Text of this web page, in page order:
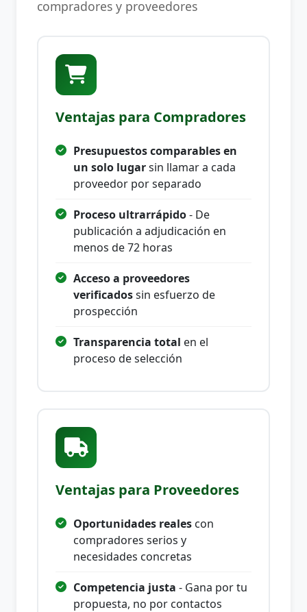
compradores y proveedores
Ventajas para Compradores
Presupuestos comparables en
un solo lugarsin llamar a cada
proveedor por separado
Proceso ultrarrápido- De
publicación a adjudicación en
menos de 72 horas
Acceso a proveedores
verificadossin esfuerzo de
prospección
Transparencia total en el
proceso de selección
Ventajas para Proveedores
Oportunidades reales con
compradores serios y
necesidades concretas
Competencia justa - Gana por tu
propuesta, no por contactos